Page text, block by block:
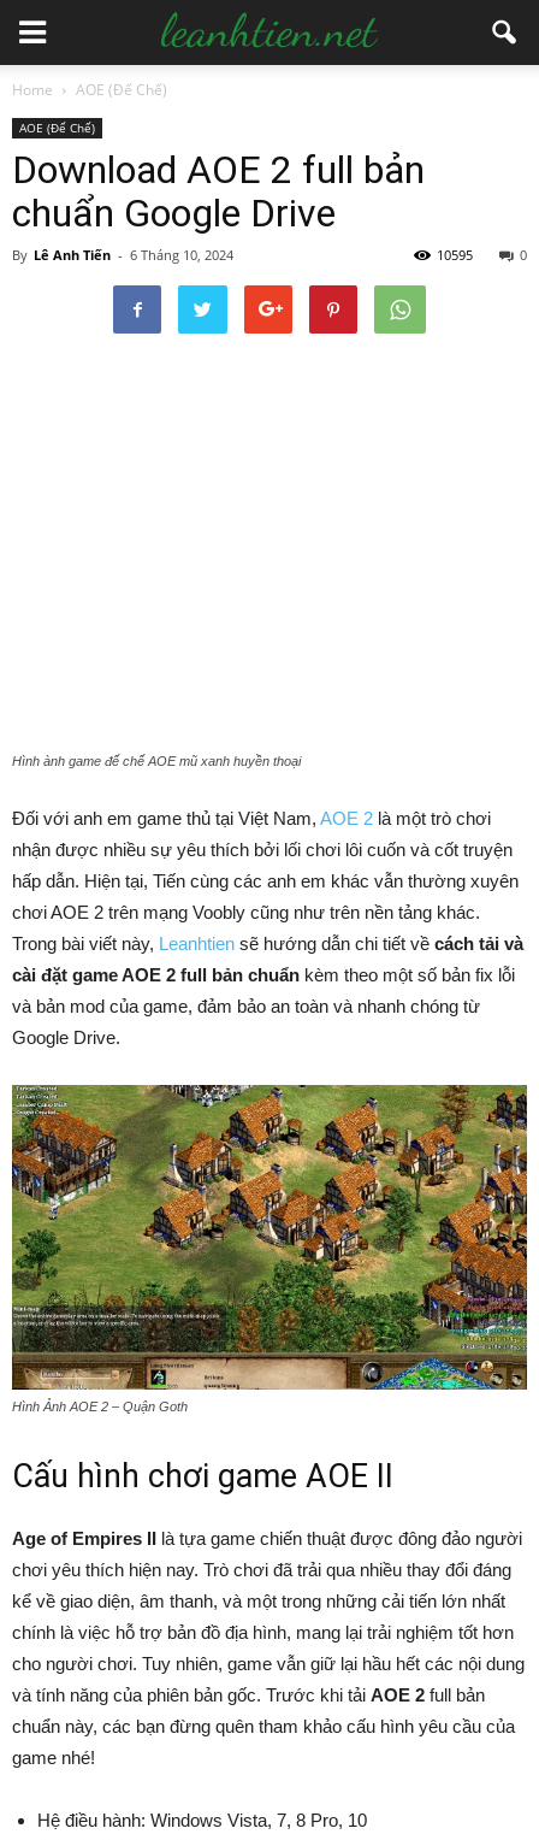
Home AOE (Đế Chế)
AOE (Đế Chế)
Download AOE 2 full bản
chuẩn Google Drive
By Lê Anh Tiến - 6 Tháng 10, 2024 0
10595
Hình ành game đế chế AOE mũ xanh huyền thoại
Đối với anh em game thủ tại Việt Nam, AOE 2 là một trò chơi
nhận được nhiều sự yêu thích bởi lối chơi lôi cuốn và cốt truyện
hấp dẫn. Hiện tại, Tiến cùng các anh em khác vẫn thường xuyên
chơi AOE 2 trên mạng Voobly cũng như trên nền tảng khác.
Trong bài viết này, Leanhtien sẽ hướng dẫn chi tiết về cách tải và
cài đặt game AOE 2 full bản chuẩn kèm theo một số bản fix lỗi
và bản mod của game, đảm bảo an toàn và nhanh chóng từ
Google Drive.
Hình Ảnh AOE 2 – Quận Goth
Cấu hình chơi game AOE II
Age of Empires II là tựa game chiến thuật được đông đảo người
chơi yêu thích hiện nay. Trò chơi đã trải qua nhiều thay đổi đáng
kể về giao diện, âm thanh, và một trong những cải tiến lớn nhất
chính là việc hỗ trợ bản đồ địa hình, mang lại trải nghiệm tốt hơn
cho người chơi. Tuy nhiên, game vẫn giữ lại hầu hết các nội dung
và tính năng của phiên bản gốc. Trước khi tải AOE 2 full bản
chuẩn này, các bạn đừng quên tham khảo cấu hình yêu cầu của
game nhé!
Hệ điều hành: Windows Vista, 7, 8 Pro, 10